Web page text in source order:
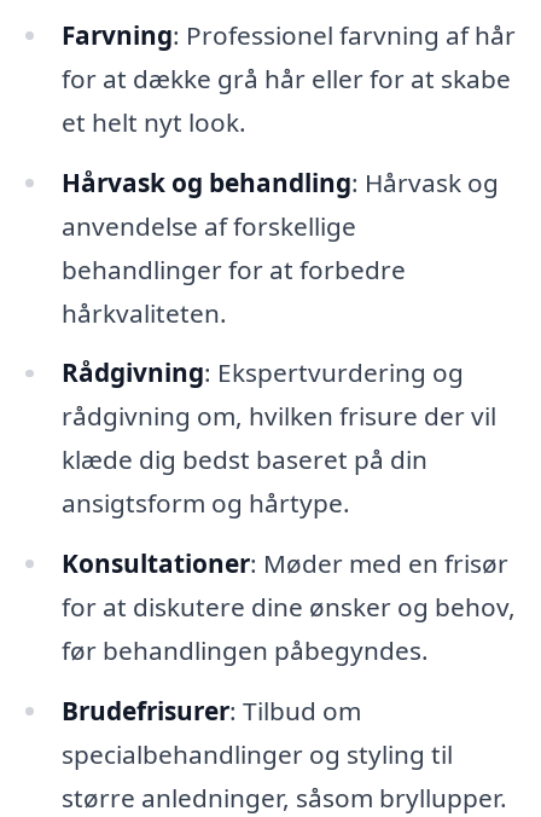
Farvning: Professionel farvning af hår
for at dække grå hår eller for at skabe
et helt nyt look.
Hårvask og behandling: Hårvask og
anvendelse af forskellige
behandlinger for at forbedre
hårkvaliteten.
Rådgivning: Ekspertvurdering og
rådgivning om, hvilken frisure der vil
klæde dig bedst baseret på din
ansigtsform og hårtype.
Konsultationer: Møder med en frisør
for at diskutere dine ønsker og behov,
før behandlingen påbegyndes.
Brudefrisurer: Tilbud om
specialbehandlinger og styling til
større anledninger, såsom bryllupper.